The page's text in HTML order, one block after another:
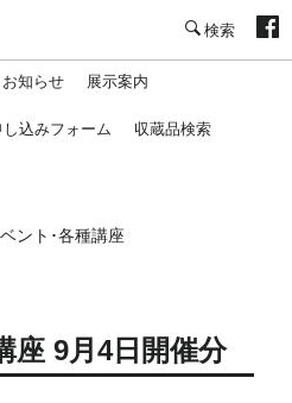
お知らせ 展示案内
込みフォーム 収蔵品検索
ント･各種講座
座 9月4日開催分